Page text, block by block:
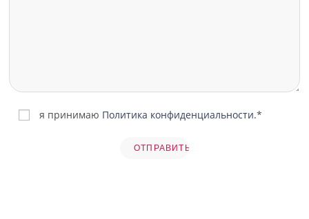
я принимаю Политика конфиденциальности.*